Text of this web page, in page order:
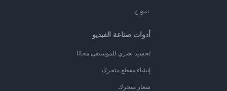
نموذج
أدوات صناعة الفيديو
تجسيد بصري للموسيقى مجانًا
إنشاء مقطع متحرك
شعار متحرك